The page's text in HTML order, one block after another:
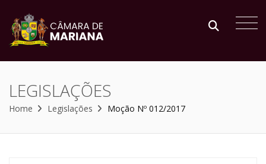
LEGISLAÇÕES
Home Legislações Moção Nº 012/2017